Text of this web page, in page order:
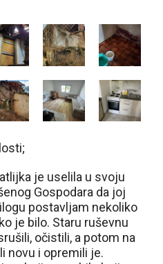
je uselila u svoju
Gospodara da joj
postavljam nekoliko
je bilo. Staru ruševnu
očistili, a potom na
novu i opremili je.